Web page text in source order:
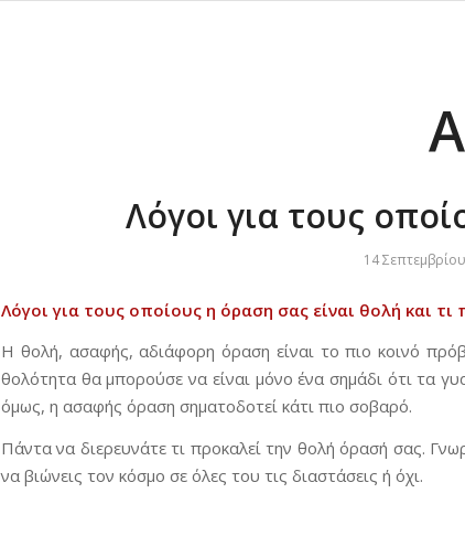
Λόγοι για τους
14
Λόγοι για τους οποίους η όραση σας είναι θολή και τι
Η θολή, ασαφής, αδιάφορη όραση είναι το πιο κοινό
θολότητα θα μπορούσε να είναι μόνο ένα σημάδι ότι τα
όμως, η ασαφής όραση σηματοδοτεί κάτι πιο σοβαρό.
Πάντα να διερευνάτε τι προκαλεί την θολή όρασή σας.
να βιώνεις τον κόσμο σε όλες του τις διαστάσεις ή όχι.